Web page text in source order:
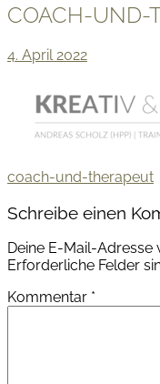
COACH-UND-
4. April 2022
coach-und-therapeut
Schreibe einen
Deine E-Mail-
Erforderliche Felder
Kommentar *